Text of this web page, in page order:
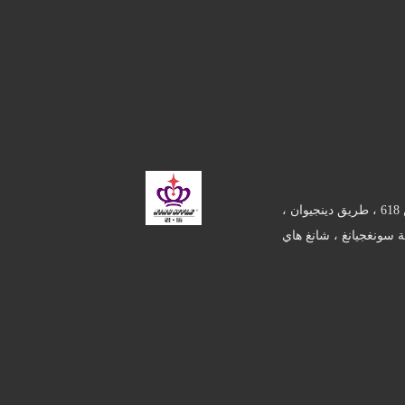
غرفة 211 ، المبنى 22 ، لين 618 ، طريق دينجيوان ،
سونغجيانغ ، شانغ هاي